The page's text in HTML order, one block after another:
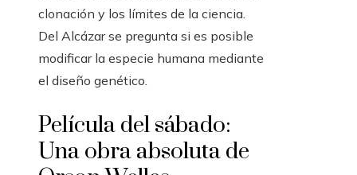
clonación y los límites de la ciencia.
Del Alcázar se pregunta si es posible
modificar la especie humana mediante
el diseño genético.
Película del sábado:
Una obra absoluta de